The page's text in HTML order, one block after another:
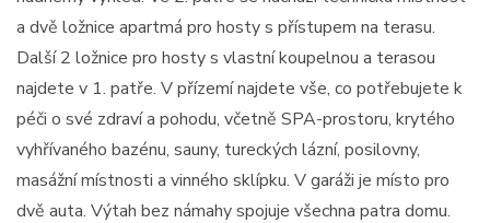
a dvě ložnice apartmá pro hosty s přístupem na terasu.
Další 2 ložnice pro hosty s vlastní koupelnou a terasou
najdete v 1. patře. V přízemí najdete vše, co potřebujete k
péči o své zdraví a pohodu, včetně SPA-prostoru, krytého
vyhřívaného bazénu, sauny, tureckých lázní, posilovny,
masážní místnosti a vinného sklípku. V garáži je místo pro
dvě auta. Výtah bez námahy spojuje všechna patra domu.